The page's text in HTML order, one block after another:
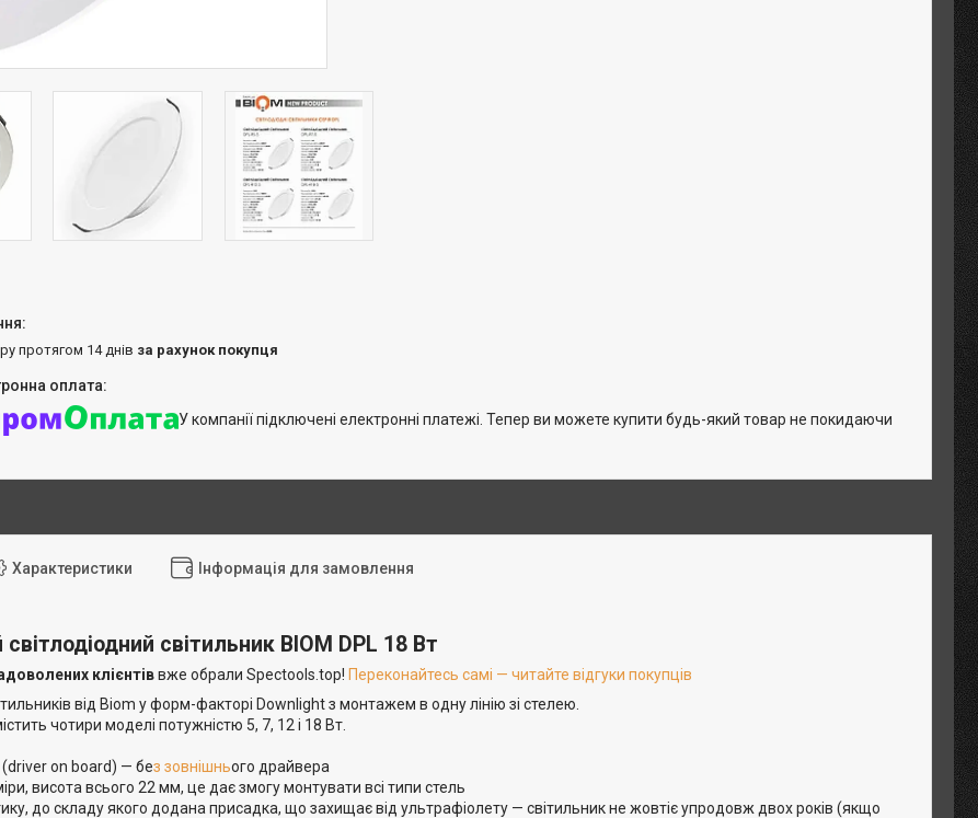
протягом 14 днів за рахунок покупця
У компанії підключені електронні платежі. Тепер ви можете купити будь-який товар не покидаючи
Характеристики Інформація для замовлення
світильник BIOM DPL 18 Вт
клієнтіввже обрали Spectools.top! Переконайтесь самі — читайте відгуки покупців
від Biom у форм-факторі Downlight з монтажем в одну лінію зі стелею.
чотири моделі потужністю 5, 7, 12 і 18 Вт.
(driver on board) — без зовнішнього драйвера
висота всього 22 мм, це дає змогу монтувати всі типи стель
до складу якого додана присадка, що захищає від ультрафіолету — світильник не жовтіє упродовж двох років (якщо